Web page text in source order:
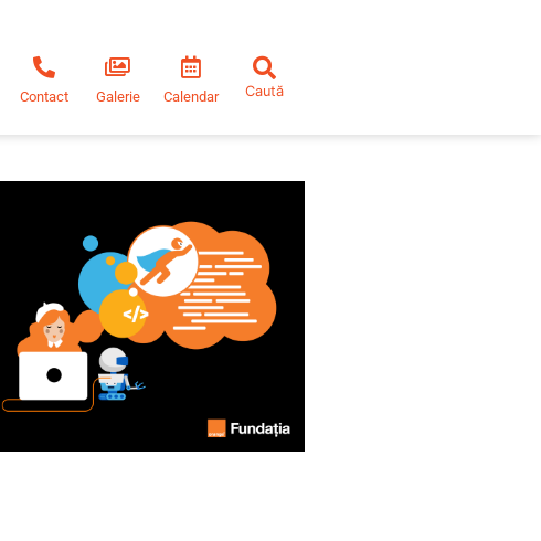
Contact Galerie Calendar